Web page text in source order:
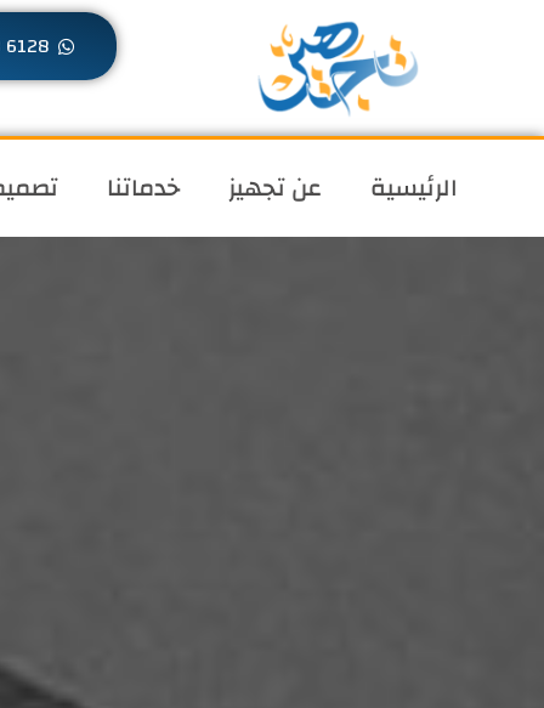
المحتوى
6128 1088 2010+
الرئيسية عن تجهيز خدماتنا